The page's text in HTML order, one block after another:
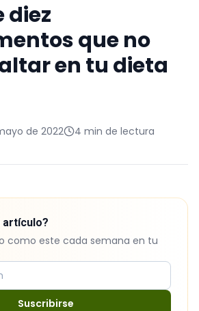
diez
que no
en tu dieta
de 2022 4 min de lectura
artículo?
como este cada semana en tu
Suscribirse